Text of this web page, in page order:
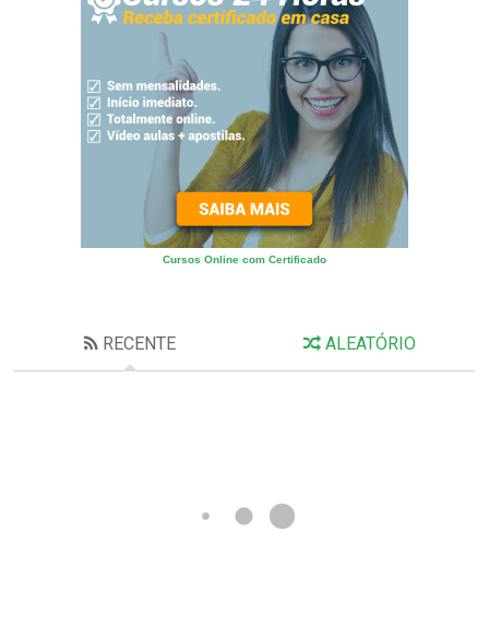
Cursos Online com Certificado
RECENTE ALEATÓRIO